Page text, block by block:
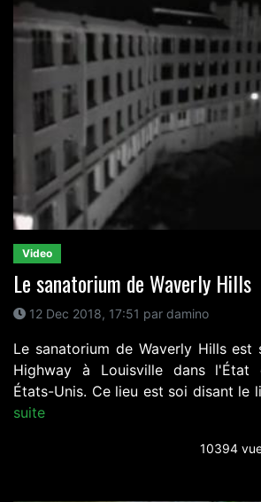
Video
Le sanatorium de Waverly Hills
12 Dec 2018, 17:51 par damino
Le sanatorium de Waverly Hills est
Highway à Louisville dans l'État
États-Unis. Ce lieu est soi disant le
suite
10394